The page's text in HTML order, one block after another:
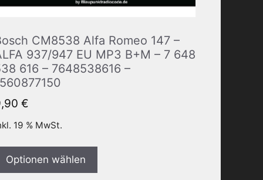
CM8538 Alfa Romeo 147 –
937/947 EU MP3 B+M – 7 648
616 – 7648538616 –
€
19 % MwSt.
Optionen wählen